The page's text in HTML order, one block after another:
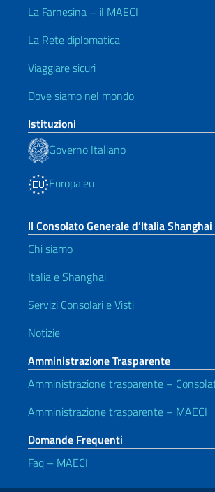
La Farnesina – il MAECI
La Rete diplomatica
Viaggiare sicuri
Dove siamo nel mondo
Istituzioni
Governo Italiano
Europa.eu
Il Consolato Generale d’Italia Shanghai
Chi siamo
Italia e Shanghai
Servizi Consolari e Visti
Notizie
Amministrazione Trasparente
Amministrazione trasparente –
Amministrazione trasparente – MAECI
Domande Frequenti
Faq – MAECI